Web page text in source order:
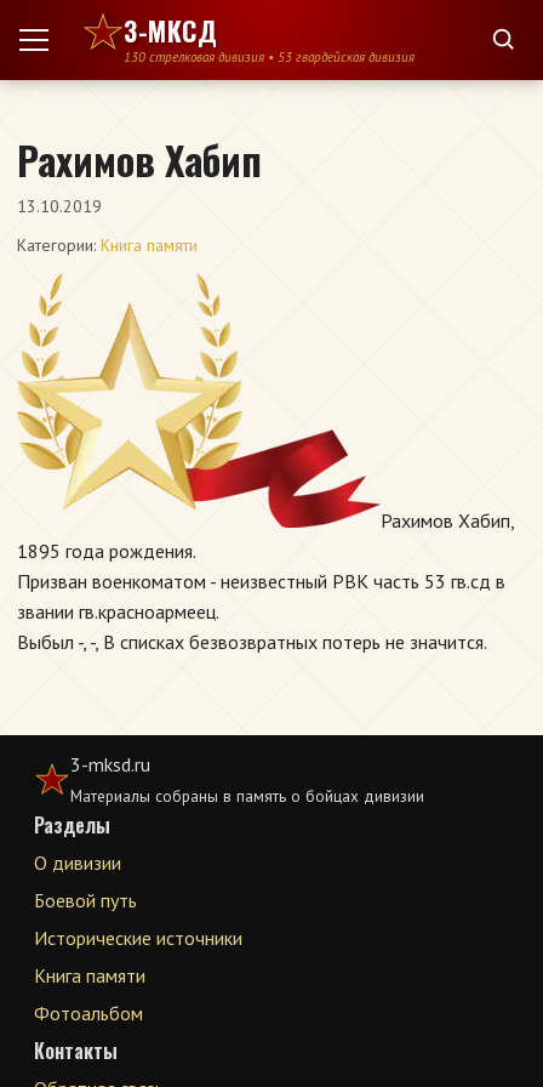
Перейти к содержимому
3-МКСД
130 стрелковая дивизия • 53 гвардейская дивизия
Рахимов Хабип
13.10.2019
Категории: Книга памяти
Рахимов Хабип,
1895 года рождения.
Призван военкоматом - неизвестный РВК часть 53 гв.сд в
звании гв.красноармеец.
Выбыл -, -, В списках безвозвратных потерь не значится.
3-mksd.ru
Материалы собраны в память о бойцах дивизии
Разделы
О дивизии
Боевой путь
Исторические источники
Книга памяти
Фотоальбом
Контакты